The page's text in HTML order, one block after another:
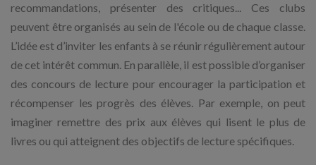
recommandations, présenter des critiques... Ces clubs
peuvent être organisés au sein de l'école ou de chaque classe.
L’idée est d’inviter les enfants à se réunir régulièrement autour
de cet intérêt commun. En parallèle, il est possible d’organiser
des concours de lecture pour encourager la participation et
récompenser les progrès des élèves. Par exemple, on peut
imaginer remettre des prix aux élèves qui lisent le plus de
livres ou qui atteignent des objectifs de lecture spécifiques.